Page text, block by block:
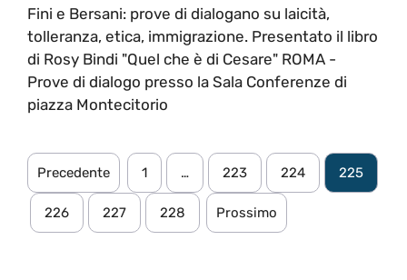
Fini e Bersani: prove di dialogano su laicità,
tolleranza, etica, immigrazione. Presentato il libro
di Rosy Bindi "Quel che è di Cesare" ROMA -
Prove di dialogo presso la Sala Conferenze di
piazza Montecitorio
Precedente 1 … 223 224 225
226 227 228 Prossimo